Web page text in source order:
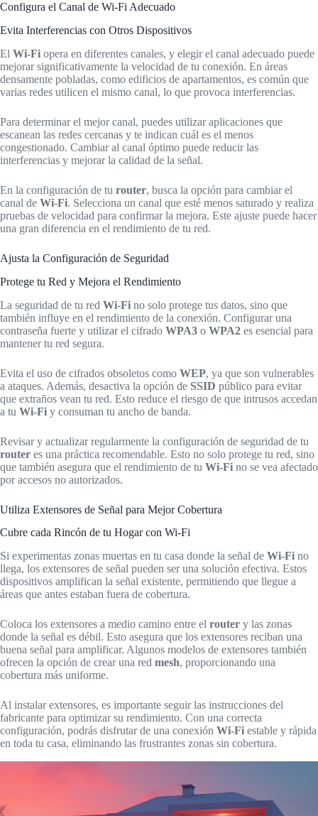
Configura el Canal de Wi-Fi Adecuado
Evita Interferencias con Otros Dispositivos
El Wi-Fi opera en diferentes canales, y elegir el canal adecuado puede
mejorar significativamente la velocidad de tu conexión. En áreas
densamente pobladas, como edificios de apartamentos, es común que
varias redes utilicen el mismo canal, lo que provoca interferencias.
Para determinar el mejor canal, puedes utilizar aplicaciones que
escanean las redes cercanas y te indican cuál es el menos
congestionado. Cambiar al canal óptimo puede reducir las
interferencias y mejorar la calidad de la señal.
En la configuración de tu router, busca la opción para cambiar el
canal de Wi-Fi. Selecciona un canal que esté menos saturado y realiza
pruebas de velocidad para confirmar la mejora. Este ajuste puede hacer
una gran diferencia en el rendimiento de tu red.
Ajusta la Configuración de Seguridad
Protege tu Red y Mejora el Rendimiento
La seguridad de tu red Wi-Fi no solo protege tus datos, sino que
también influye en el rendimiento de la conexión. Configurar una
contraseña fuerte y utilizar el cifrado WPA3 o WPA2 es esencial para
mantener tu red segura.
Evita el uso de cifrados obsoletos como WEP, ya que son vulnerables
a ataques. Además, desactiva la opción de SSID público para evitar
que extraños vean tu red. Esto reduce el riesgo de que intrusos accedan
a tu Wi-Fi y consuman tu ancho de banda.
Revisar y actualizar regularmente la configuración de seguridad de tu
router es una práctica recomendable. Esto no solo protege tu red, sino
que también asegura que el rendimiento de tu Wi-Fi no se vea afectado
por accesos no autorizados.
Utiliza Extensores de Señal para Mejor Cobertura
Cubre cada Rincón de tu Hogar con Wi-Fi
Si experimentas zonas muertas en tu casa donde la señal de Wi-Fi no
llega, los extensores de señal pueden ser una solución efectiva. Estos
dispositivos amplifican la señal existente, permitiendo que llegue a
áreas que antes estaban fuera de cobertura.
Coloca los extensores a medio camino entre el router y las zonas
donde la señal es débil. Esto asegura que los extensores reciban una
buena señal para amplificar. Algunos modelos de extensores también
ofrecen la opción de crear una red mesh, proporcionando una
cobertura más uniforme.
Al instalar extensores, es importante seguir las instrucciones del
fabricante para optimizar su rendimiento. Con una correcta
configuración, podrás disfrutar de una conexión Wi-Fi estable y rápida
en toda tu casa, eliminando las frustrantes zonas sin cobertura.